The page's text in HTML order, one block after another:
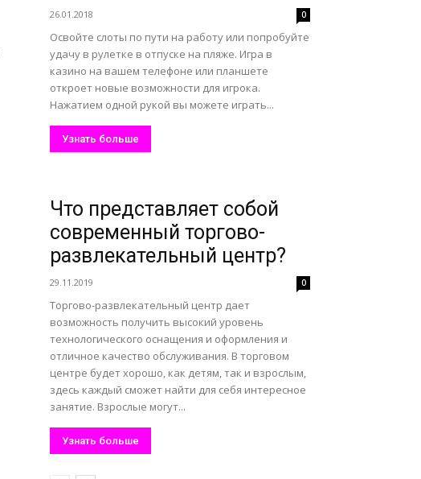
26.01.2018 0
Освойте слоты по пути на работу или попробуйте
удачу в рулетке в отпуске на пляже. Игра в
казино на вашем телефоне или планшете
откроет новые возможности для игрока.
Нажатием одной рукой вы можете играть...
Узнать больше
Что представляет собой
современный торгово-
развлекательный центр?
29.11.2019 0
Торгово-развлекательный центр дает
возможность получить высокий уровень
технологического оснащения и оформления и
отличное качество обслуживания. В торговом
центре будет хорошо, как детям, так и взрослым,
здесь каждый сможет найти для себя интересное
занятие. Взрослые могут...
Узнать больше